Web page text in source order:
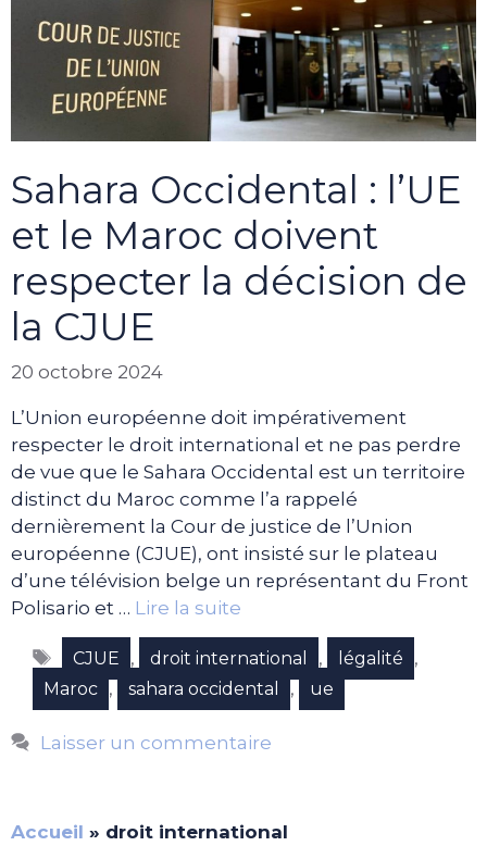
Sahara Occidental : l’UE
et le Maroc doivent
respecter la décision de
la CJUE
20 octobre 2024
L’Union européenne doit impérativement
respecter le droit international et ne pas perdre
de vue que le Sahara Occidental est un territoire
distinct du Maroc comme l’a rappelé
dernièrement la Cour de justice de l’Union
européenne (CJUE), ont insisté sur le plateau
d’une télévision belge un représentant du Front
Polisario et … Lire la suite
Étiquettes
CJUE , droit international , légalité ,
Maroc , sahara occidental , ue
Laisser un commentaire
Accueil » droit international